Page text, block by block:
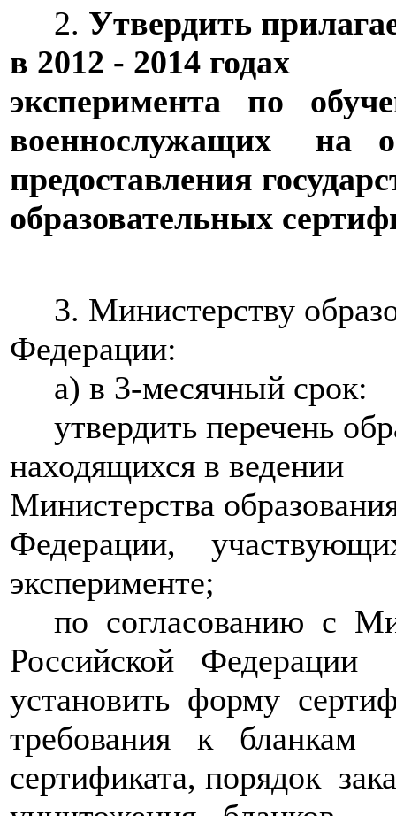
2. Утвердить
в 2012 - 2014 годах
эксперимента по
военнослужащих на
предоставления
образовательных
3. Министерству
Федерации:
а) в 3-месячный срок:
утвердить перечень
находящихся в ведении
Министерства
Федерации,
эксперименте;
по согласованию с
Российской Федерации
установить форму
требования к бланкам
сертификата, порядок